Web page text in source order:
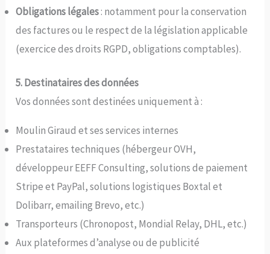
Obligations légales: notamment pour la conservation
des factures ou le respect de la législation applicable
(exercice des droits RGPD, obligations comptables).
5. Destinataires des données
Vos données sont destinées uniquement à :
Moulin Giraud et ses services internes
Prestataires techniques (hébergeur OVH,
développeur EEFF Consulting, solutions de paiement
Stripe et PayPal, solutions logistiques Boxtal et
Dolibarr, emailing Brevo, etc.)
Transporteurs (Chronopost, Mondial Relay, DHL, etc.)
Aux plateformes d’analyse ou de publicité